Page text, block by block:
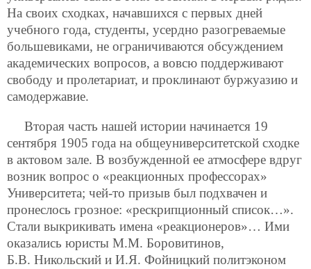
На своих сходках, начавшихся с первых дней
учебного года, студенты, усердно разогреваемые
большевиками, не ограничиваются обсуждением
академических вопросов, а вовсю поддерживают
свободу и пролетариат, и проклинают буржуазию и
самодержавие.
Вторая часть нашей истории начинается 19
сентября 1905 года на общеуниверситетской сходке
в актовом зале. В возбужденной ее атмосфере вдруг
возник вопрос о «реакционных профессорах»
Университета; чей-то призыв был подхвачен и
пронеслось грозное: «рескрипционный список…».
Стали выкрикивать имена «реакционеров»… Ими
оказались юристы М.М. Боровитинов,
Б.В. Никольский и И.Я. Фойницкий политэконом